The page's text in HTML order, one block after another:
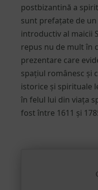
postbizantină a
sunt prefațate de
introductiv al maicii
repus nu de mult în
prezentare care
spațiul românesc și
istorice și spirituale
în felul lui din viața
fost între 1611 și